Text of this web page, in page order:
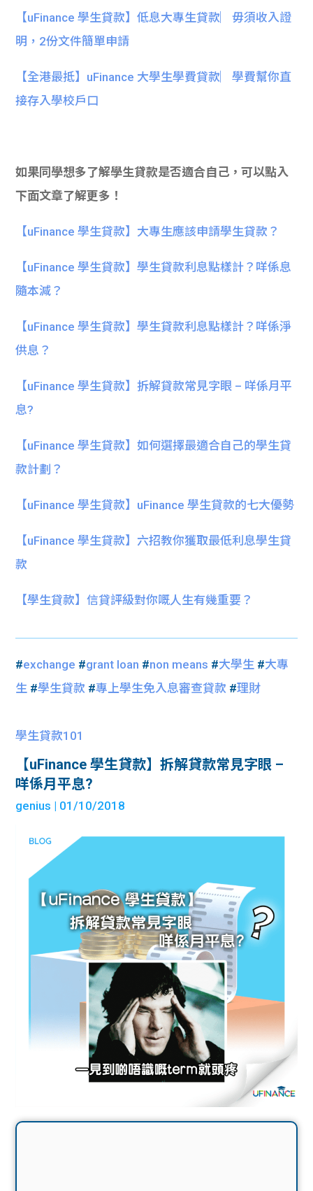
【uFinance 學生貸款】低息大專生貸款︳毋須收入證
明，2份文件簡單申請
【全港最抵】uFinance 大學生學費貸款︳學費幫你直
接存入學校戶口
如果同學想多了解學生貸款是否適合自己，可以點入
下面文章了解更多！
【uFinance 學生貸款】大專生應該申請學生貸款？
【uFinance 學生貸款】學生貸款利息點樣計？咩係息
隨本減？
【uFinance 學生貸款】學生貸款利息點樣計？咩係淨
供息？
【uFinance 學生貸款】拆解貸款常見字眼 – 咩係月平
息?
【uFinance 學生貸款】如何選擇最適合自己的學生貸
款計劃？
【uFinance 學生貸款】uFinance 學生貸款的七大優勢
【uFinance 學生貸款】六招教你獲取最低利息學生貸
款
【學生貸款】信貸評級對你嘅人生有幾重要？
#exchange #grant loan #non means #大學生 #大專
生 #學生貸款 #專上學生免入息審查貸款 #理財
學生貸款101
【uFinance 學生貸款】拆解貸款常見字眼 –
咩係月平息?
genius | 01/10/2018